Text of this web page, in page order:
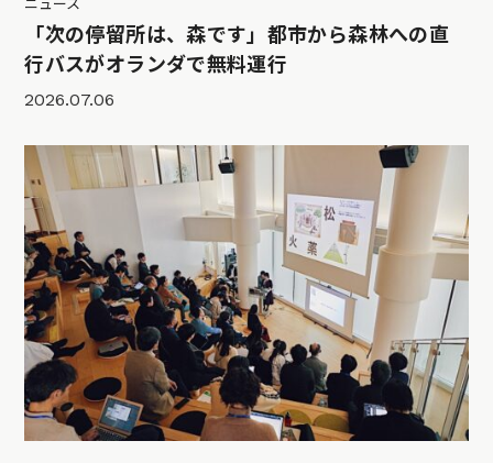
ニュース
「次の停留所は、森です」都市から森林への直
行バスがオランダで無料運行
2026.07.06